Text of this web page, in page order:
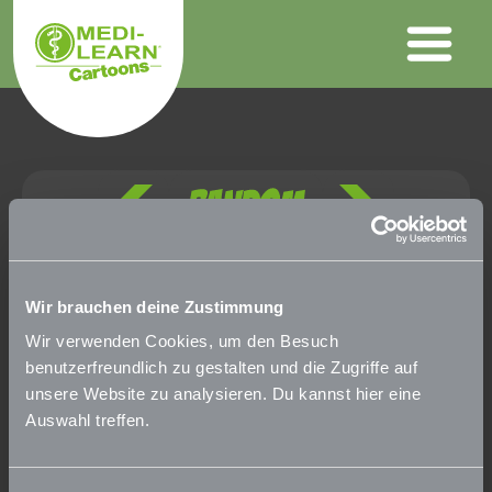
Wir brauchen deine Zustimmung
Wir verwenden Cookies, um den Besuch
benutzerfreundlich zu gestalten und die Zugriffe auf
unsere Website zu analysieren. Du kannst hier eine
Auswahl treffen.